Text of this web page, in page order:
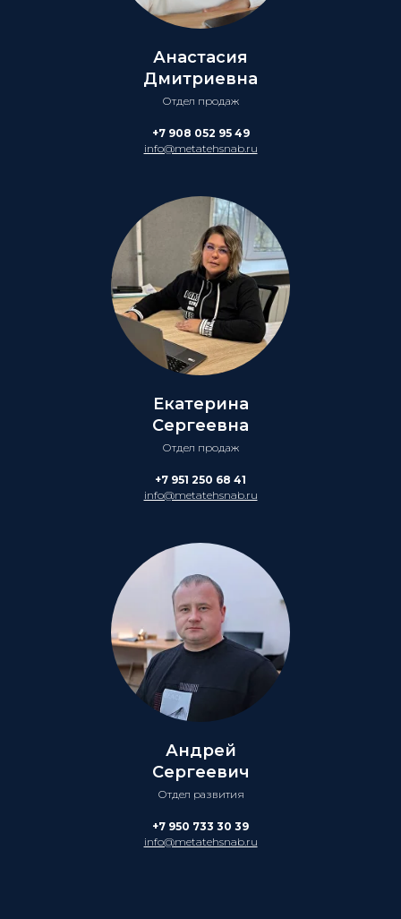
Анастасия
Дмитриевна
Отдел продаж
+7 908 052 95 49
info@metatehsnab.ru
Екатерина
Сергеевна
Отдел продаж
+7 951 250 68 41
info@metatehsnab.ru
Андрей
Сергеевич
Отдел развития
+7 950 733 30 39
info@metatehsnab.ru